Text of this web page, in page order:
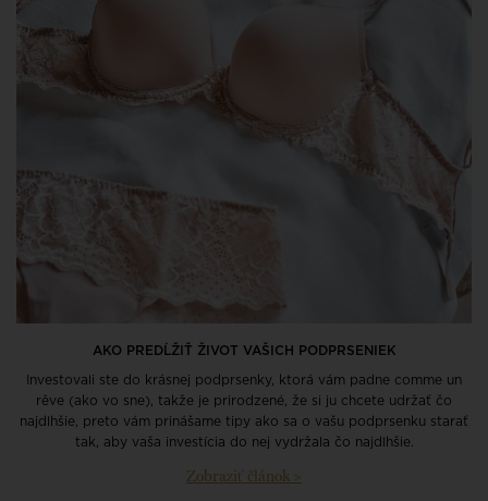
AKO PREDĹŽIŤ ŽIVOT VAŠICH PODPRSENIEK
Investovali ste do krásnej podprsenky, ktorá vám padne comme un
rêve (ako vo sne), takže je prirodzené, že si ju chcete udržať čo
najdlhšie, preto vám prinášame tipy ako sa o vašu podprsenku starať
tak, aby vaša investícia do nej vydržala čo najdlhšie.
Zobraziť článok >